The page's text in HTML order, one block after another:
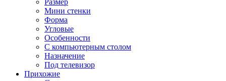
Размер
Мини стенки
Форма
Угловые
Особенности
С компьютерным столом
Назначение
Под телевизор
Прихожие